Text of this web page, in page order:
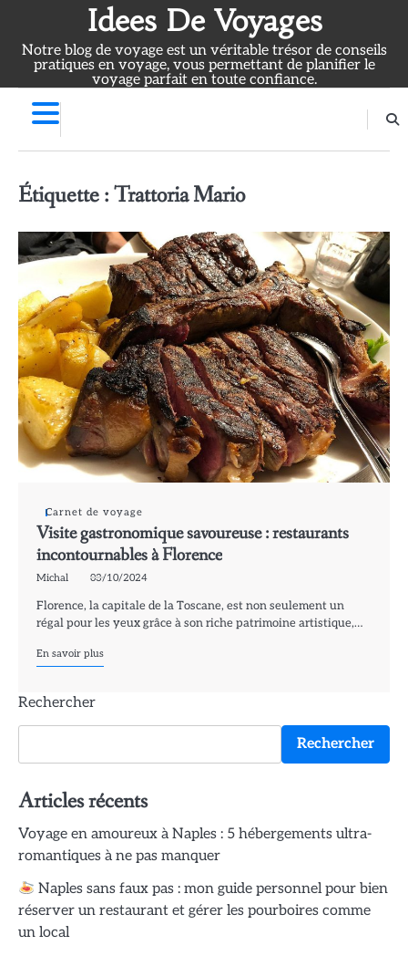
content
Idees De Voyages
Notre blog de voyage est un véritable trésor de conseils
pratiques en voyage, vous permettant de planifier le
voyage parfait en toute confiance.
Étiquette :Trattoria Mario
Carnet de voyage
Visite gastronomique savoureuse : restaurants
incontournables à Florence
Michal 03/10/2024
Florence, la capitale de la Toscane, est non seulement un
régal pour les yeux grâce à son riche patrimoine artistique,…
En savoir plus
Rechercher
Rechercher
Articles récents
Voyage en amoureux à Naples : 5 hébergements ultra-
romantiques à ne pas manquer
Naples sans faux pas : mon guide personnel pour bien
réserver un restaurant et gérer les pourboires comme
un local